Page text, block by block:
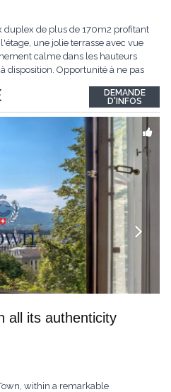
duplex de plus de 170m2 profitant
une jolie terrasse avec vue
calme dans les hauteurs
disposition. Opportunité à ne pas
von mehr als 170m2 mit
DEMANDE
D'INFOS
all its authenticity
within a remarkable